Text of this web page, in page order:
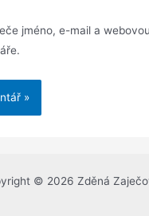
jméno, e-mail a
© 2026 Zděná